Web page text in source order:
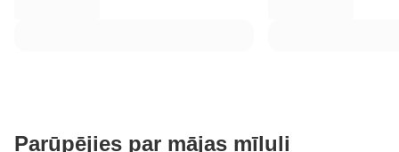
Parūpējies par mājas mīluli